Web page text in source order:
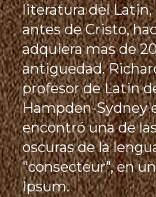
literatura del Latin,
antes de Cristo,
adquiera mas de
antiguedad.
profesor de Latin
Hampden-Sydney
encontró una de
oscuras de la
"consecteur", en
Ipsum.